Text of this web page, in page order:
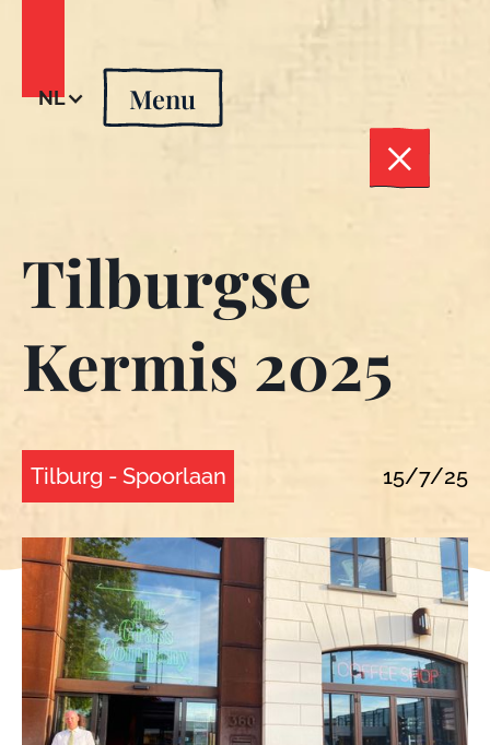
NL Menu
Tilburgse
Kermis 2025
Tilburg - Spoorlaan 15/7/25